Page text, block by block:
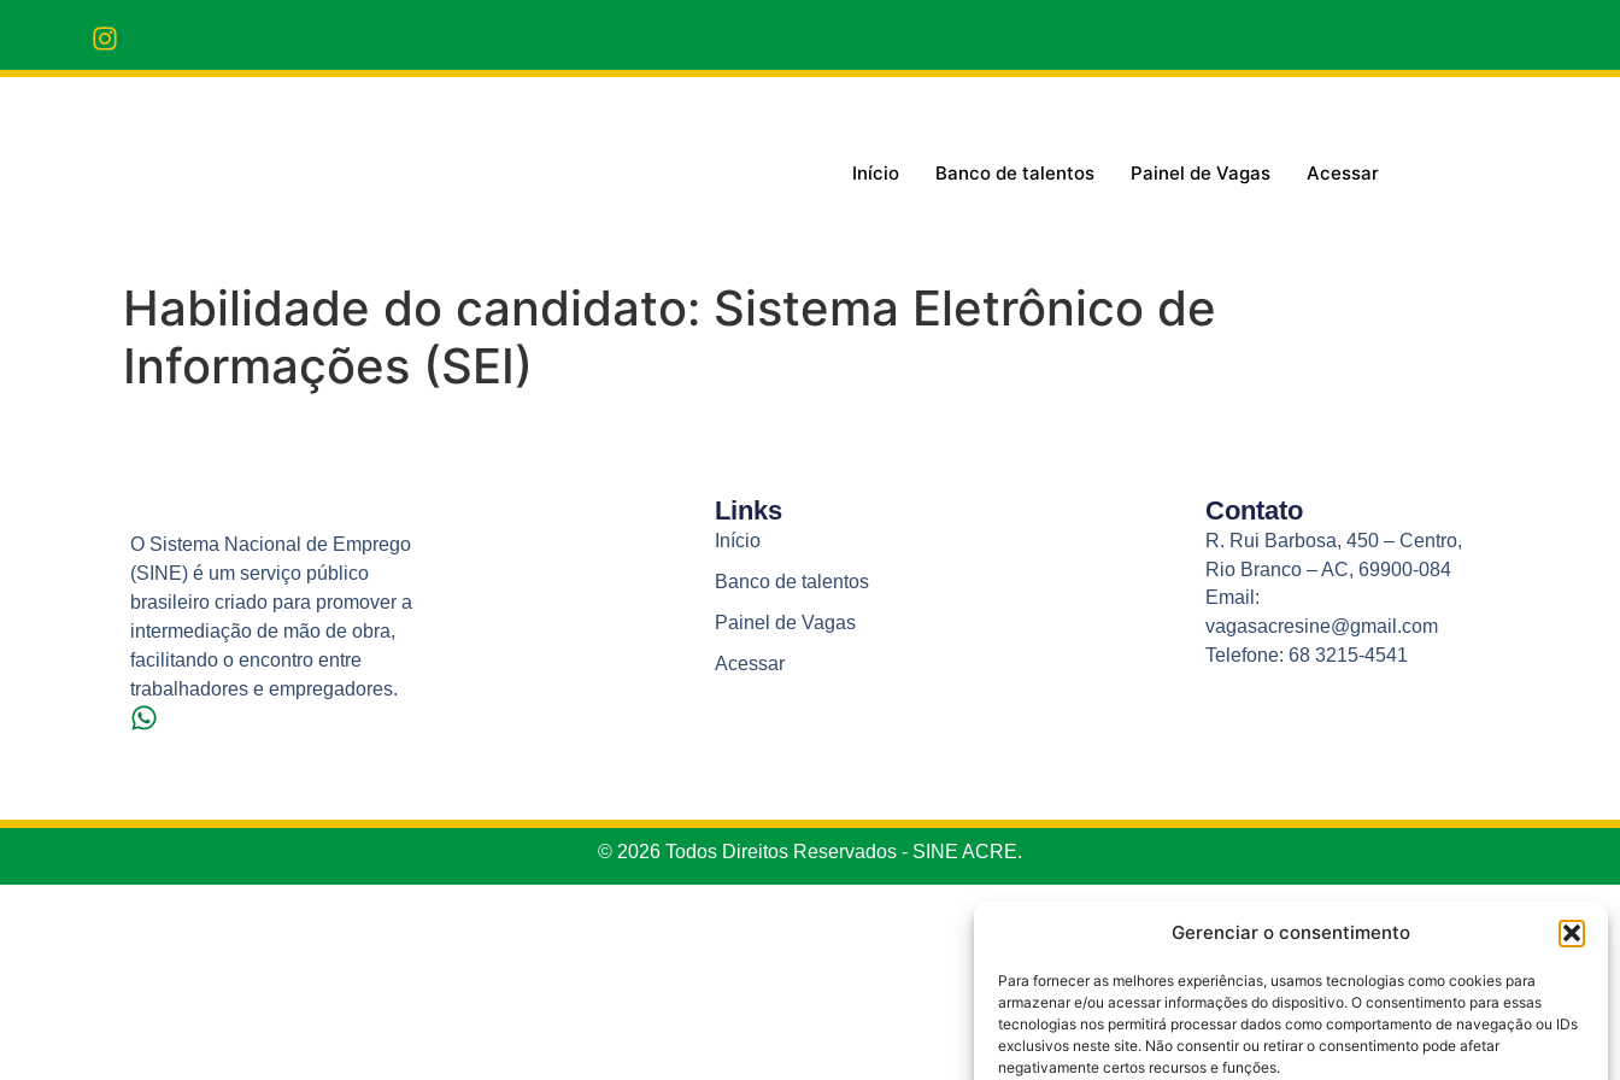
Gerenciar o consentimento
Para fornecer as melhores experiências, usamos tecnologias como cookies para
armazenar e/ou acessar informações do dispositivo. O consentimento para essas
tecnologias nos permitirá processar dados como comportamento de navegação ou IDs
exclusivos neste site. Não consentir ou retirar o consentimento pode afetar
negativamente certos recursos e funções.
Início Banco de talentos Painel de Vagas Acessar
Habilidade do candidato: Sistema Eletrônico de
Informações (SEI)
O Sistema Nacional de Emprego
(SINE) é um serviço público
brasileiro criado para promover a
intermediação de mão de obra,
facilitando o encontro entre
trabalhadores e empregadores.
Links
Início
Banco de talentos
Painel de Vagas
Acessar
Contato
R. Rui Barbosa, 450 – Centro,
Rio Branco – AC, 69900-084
Email:
vagasacresine@gmail.com
Telefone: 68 3215-4541
© 2026 Todos Direitos Reservados - SINE ACRE.